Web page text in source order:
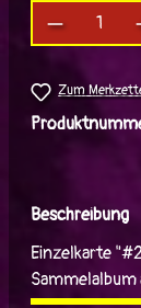
Produkt
Zum
Beschreibung
Einzelkarte
Sammelalbum